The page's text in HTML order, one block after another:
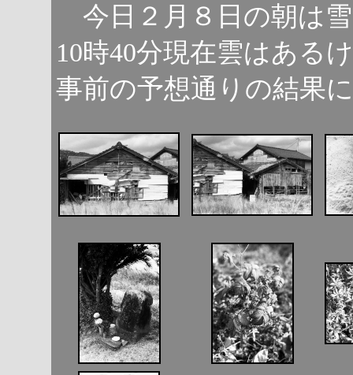
今日２月８日の朝は
10時40分現在雲はある
事前の予想通りの結果